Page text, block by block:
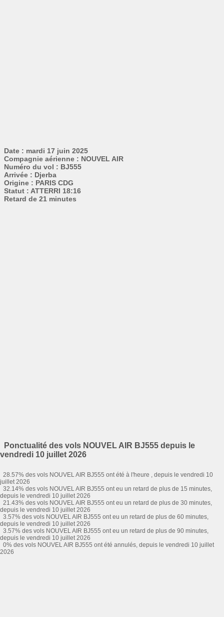
Date : mardi 17 juin 2025
Compagnie aérienne : NOUVEL AIR
Numéro du vol : BJ555
Arrivée : Djerba
Origine : PARIS CDG
Statut : ATTERRI 18:16
Retard de 21 minutes
Ponctualité des vols NOUVEL AIR BJ555 depuis le
vendredi 10 juillet 2026
28.57% des vols NOUVEL AIR BJ555 ont été à l'heure , depuis le vendredi 10
juillet 2026
32.14% des vols NOUVEL AIR BJ555 ont eu un retard de plus de 15 minutes,
depuis le vendredi 10 juillet 2026
21.43% des vols NOUVEL AIR BJ555 ont eu un retard de plus de 30 minutes,
depuis le vendredi 10 juillet 2026
3.57% des vols NOUVEL AIR BJ555 ont eu un retard de plus de 60 minutes,
depuis le vendredi 10 juillet 2026
3.57% des vols NOUVEL AIR BJ555 ont eu un retard de plus de 90 minutes,
depuis le vendredi 10 juillet 2026
0% des vols NOUVEL AIR BJ555 ont été annulés, depuis le vendredi 10 juillet
2026